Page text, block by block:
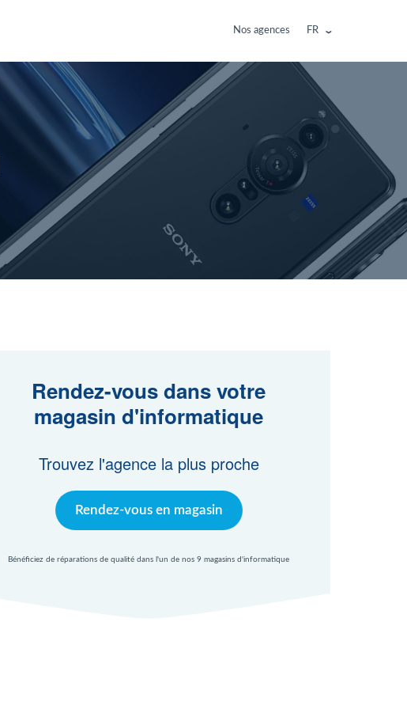
Nos agences FR
Rendez-vous dans votre
magasin d'informatique
Trouvez l'agence la plus proche
Rendez-vous en magasin
Bénéficiez de réparations de qualité dans l'un de nos 9 magasins d'informatique